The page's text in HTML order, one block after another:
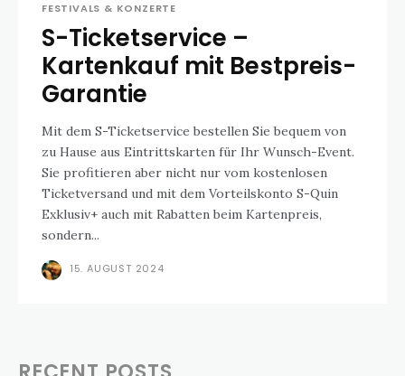
FESTIVALS & KONZERTE
S-Ticketservice –
Kartenkauf mit Bestpreis-
Garantie
Mit dem S-Ticketservice bestellen Sie bequem von
zu Hause aus Eintrittskarten für Ihr Wunsch-Event.
Sie profitieren aber nicht nur vom kostenlosen
Ticketversand und mit dem Vorteilskonto S-Quin
Exklusiv+ auch mit Rabatten beim Kartenpreis,
sondern...
15. AUGUST 2024